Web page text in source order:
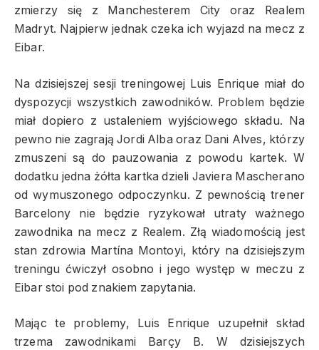
zmierzy się z Manchesterem City oraz Realem
Madryt. Najpierw jednak czeka ich wyjazd na mecz z
Eibar.
Na dzisiejszej sesji treningowej Luis Enrique miał do
dyspozycji wszystkich zawodników. Problem będzie
miał dopiero z ustaleniem wyjściowego składu. Na
pewno nie zagrają Jordi Alba oraz Dani Alves, którzy
zmuszeni są do pauzowania z powodu kartek. W
dodatku jedna żółta kartka dzieli Javiera Mascherano
od wymuszonego odpoczynku. Z pewnością trener
Barcelony nie będzie ryzykował utraty ważnego
zawodnika na mecz z Realem. Złą wiadomością jest
stan zdrowia Martína Montoyi, który na dzisiejszym
treningu ćwiczył osobno i jego występ w meczu z
Eibar stoi pod znakiem zapytania.
Mając te problemy, Luis Enrique uzupełnił skład
trzema zawodnikami Barçy B. W dzisiejszych